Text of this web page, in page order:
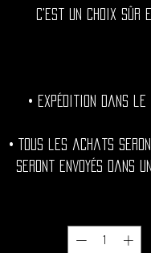
C'est un choix sûr
• Expédition dans le
• Tous les achats
seront envoyés dans